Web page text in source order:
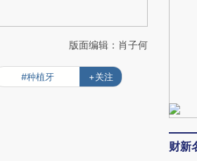
版面编辑：肖子何
#种植牙 +关注
财新